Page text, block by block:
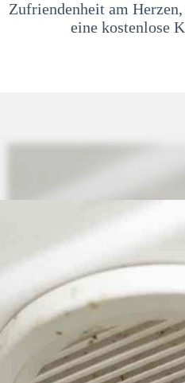
Zufriendenheit am
eine kostenlose